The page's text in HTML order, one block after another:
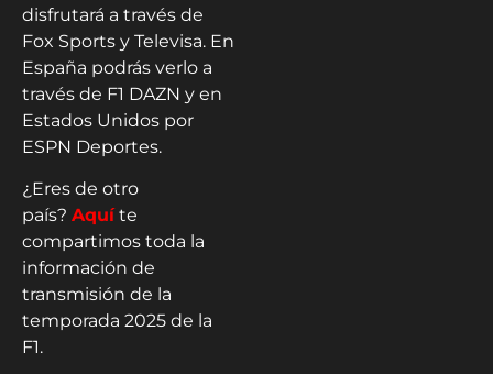
disfrutará a través de
Fox Sports y Televisa. En
España podrás verlo a
través de F1 DAZN y en
Estados Unidos por
ESPN Deportes.
¿Eres de otro
país? Aquíte
compartimos toda la
información de
transmisión de la
temporada 2025 de la
F1.